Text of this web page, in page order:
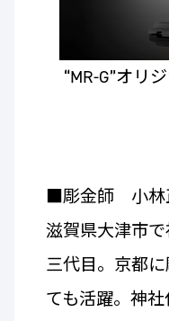
“MR-G”オリ
■彫金師 小林
滋賀県大津市
三代目。京都
ても活躍。神